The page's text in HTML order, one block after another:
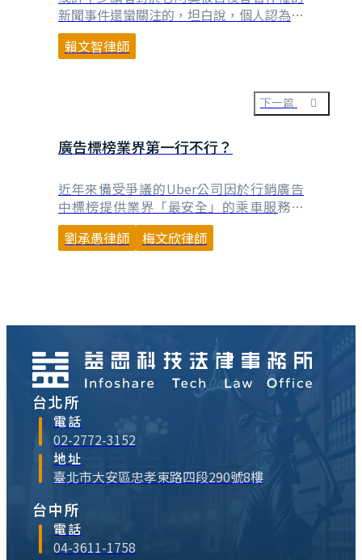
新聞事件還蠻關注的，坦白說，個人認為谷
阿莫在做的事情，比較像是以自己詼諧的角
度，利用剪輯電影或影集部分畫面製作摘
到著作權法第65條第2項「其他合理使用」
的情形，依據該項所定4款基準等進行綜合
判斷。 個人常常⋯
賴文智律師
下一篇
廣告標榜業界第一行不行？
近年來備受爭議的Uber公司因於行銷廣告
中標榜提供業界「最安全」的乘車服務廣
告，聲稱其推行行業領先、比計程車更安全
的司機背景調查。此舉被美國消費者以
訴訟。Ube⋯
劉承愚律師 梅文欣律師
台北所
電話
02-2772-3152
地址
臺北市大安區忠孝東路四段290號8樓
台中所
電話
04-3611-1758